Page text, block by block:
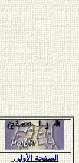
الصفحة الأولى